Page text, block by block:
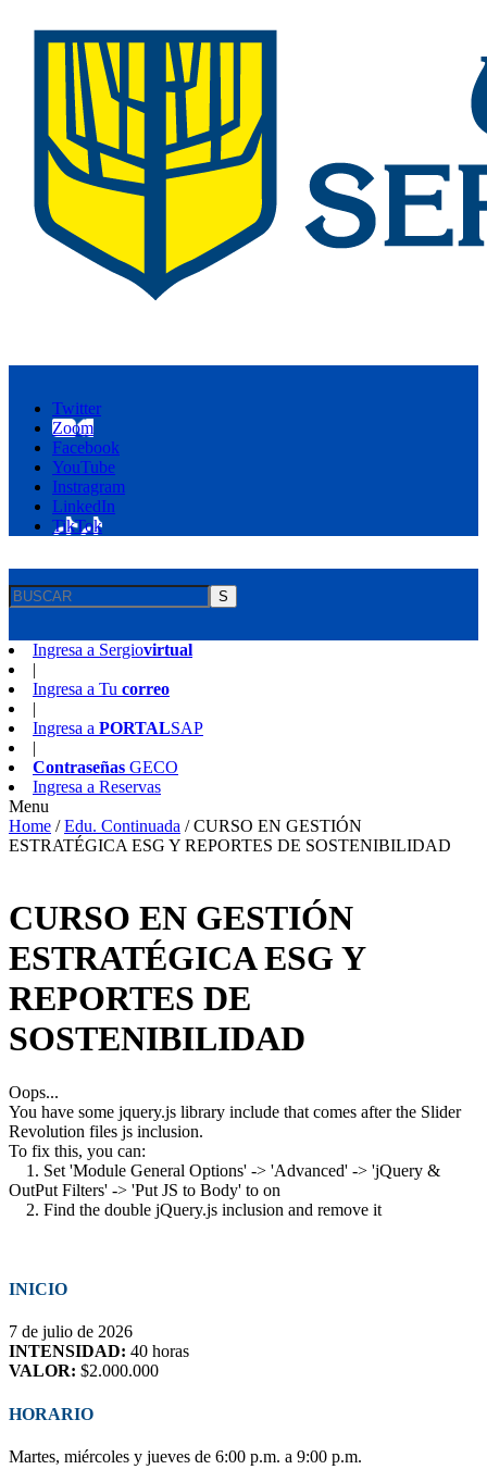
Twitter
Zoom
Facebook
YouTube
Instragram
LinkedIn
TikTok
S
Ingresa a Sergiovirtual
|
Ingresa a Tu correo
|
Ingresa a PORTALSAP
|
Contraseñas GECO
Ingresa a Reservas
Menu
Home /Edu. Continuada /CURSO EN GESTIÓN
ESTRATÉGICA ESG Y REPORTES DE SOSTENIBILIDAD
CURSO EN GESTIÓN
ESTRATÉGICA ESG Y
REPORTES DE
SOSTENIBILIDAD
Oops...
You have some jquery.js library include that comes after the Slider
Revolution files js inclusion.
To fix this, you can:
1. Set 'Module General Options' -> 'Advanced' -> 'jQuery &
OutPut Filters' -> 'Put JS to Body' to on
2. Find the double jQuery.js inclusion and remove it
INICIO
7 de julio de 2026
INTENSIDAD: 40 horas
VALOR: $2.000.000
HORARIO
Martes, miércoles y jueves de 6:00 p.m. a 9:00 p.m.